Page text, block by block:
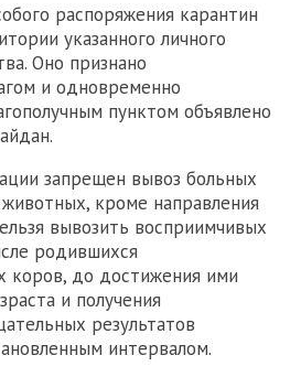
распоряжения карантин
указанного личного
Оно признано
и одновременно
пунктом объявлено
запрещен вывоз больных
кроме направления
вывозить восприимчивых
родившихся
коров, до достижения ими
и получения
результатов
интервалом.